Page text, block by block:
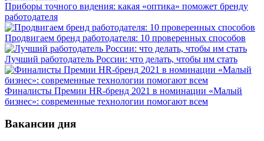
Приборы точного видения: какая «оптика» поможет бренду
работодателя
Продвигаем бренд работодателя: 10 проверенных способов
Лучший работодатель России: что делать, чтобы им стать
Финалисты Премии HR-бренд 2021 в номинации «Малый
бизнес»: современные технологии помогают всем
Вакансии дня